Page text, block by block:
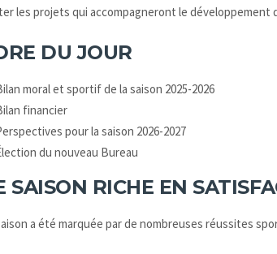
les projets qui accompagneront le développement
DU JOUR
moral et sportif de la saison 2025-2026
financier
pour la saison 2026-2027
du nouveau Bureau
SAISON RICHE EN
a été marquée par de nombreuses réussites